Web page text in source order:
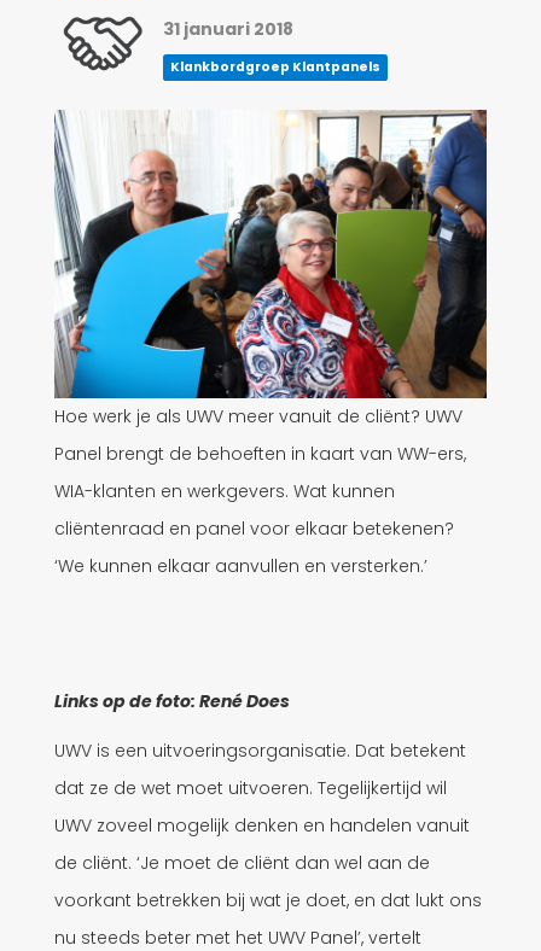
31 januari 2018
Klankbordgroep Klantpanels
Hoe werk je als UWV meer vanuit de cliënt? UWV
Panel brengt de behoeften in kaart van WW-ers,
WIA-klanten en werkgevers. Wat kunnen
cliëntenraad en panel voor elkaar betekenen?
‘We kunnen elkaar aanvullen en versterken.’
Links op de foto: René Does
UWV is een uitvoeringsorganisatie. Dat betekent
dat ze de wet moet uitvoeren. Tegelijkertijd wil
UWV zoveel mogelijk denken en handelen vanuit
de cliënt. ‘Je moet de cliënt dan wel aan de
voorkant betrekken bij wat je doet, en dat lukt ons
nu steeds beter met het UWV Panel’, vertelt